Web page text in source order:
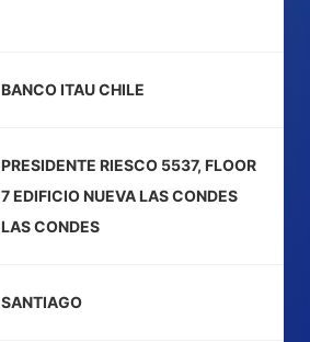
BANCO ITAU CHILE
PRESIDENTE RIESCO 5537, FLOOR
7 EDIFICIO NUEVA LAS CONDES
LAS CONDES
SANTIAGO